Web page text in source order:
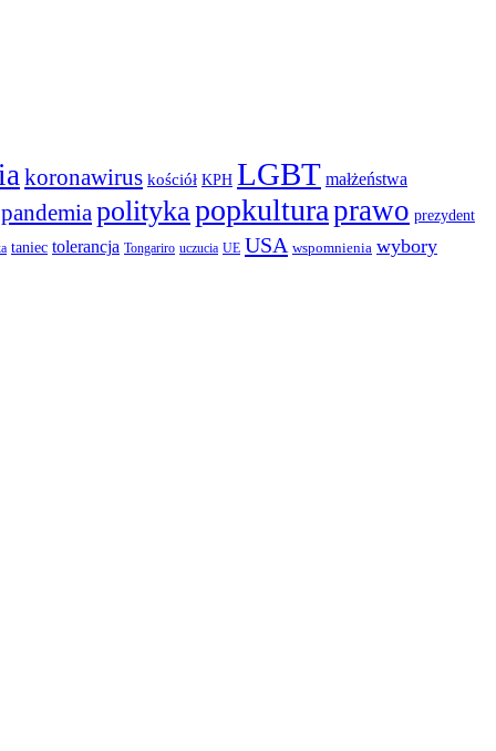
koronawirus kościół KPH LGBT małżeństwa
pandemia politykapopkulturaprawo prezydent
taniec tolerancja Tongariro uczucia UE USA wspomnienia wybory